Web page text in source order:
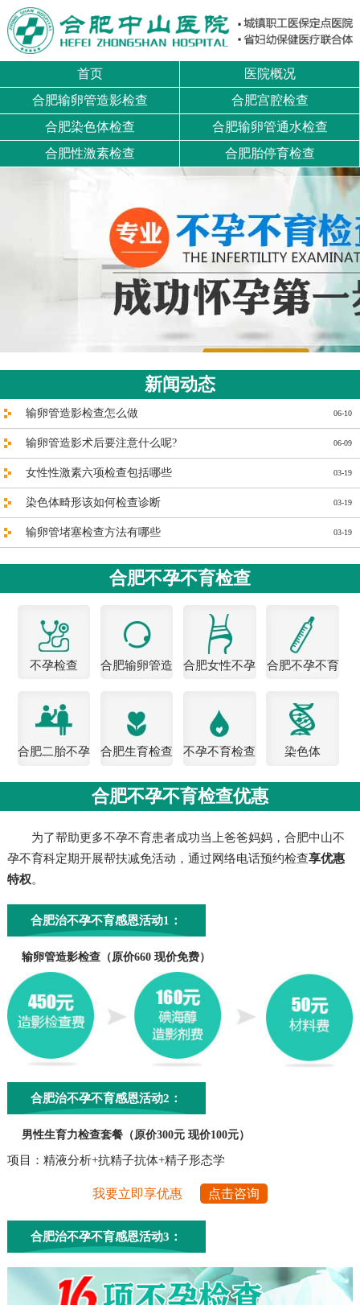
首页
医院概况
合肥输卵管造影检查
合肥宫腔检查
合肥染色体检查
合肥输卵管通水检查
合肥性激素检查
合肥胎停育检查
新闻动态
06-10
输卵管造影检查怎么做
06-09
输卵管造影术后要注意什么呢?
03-19
女性性激素六项检查包括哪些
03-19
染色体畸形该如何检查诊断
03-19
输卵管堵塞检查方法有哪些
合肥不孕不育检查
不孕检查
合肥输卵管造
合肥女性不孕
合肥不孕不育
合肥二胎不孕
合肥生育检查
不孕不育检查
染色体
合肥不孕不育检查优惠
为了帮助更多不孕不育患者成功当上爸爸妈妈，合肥中山不
孕不育科定期开展帮扶减免活动，通过网络电话预约检查享优惠
特权。
合肥治不孕不育感恩活动1：
输卵管造影检查（原价660 现价免费）
合肥治不孕不育感恩活动2：
男性生育力检查套餐（原价300元 现价100元）
项目：精液分析+抗精子抗体+精子形态学
我要立即享优惠 点击咨询
合肥治不孕不育感恩活动3：